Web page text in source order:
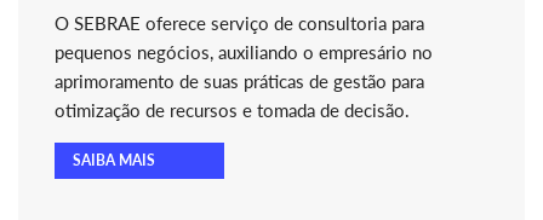
O SEBRAE oferece serviço de consultoria para
pequenos negócios, auxiliando o empresário no
aprimoramento de suas práticas de gestão para
otimização de recursos e tomada de decisão.
SAIBA MAIS